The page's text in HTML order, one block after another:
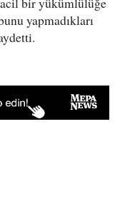
yapmadıkları